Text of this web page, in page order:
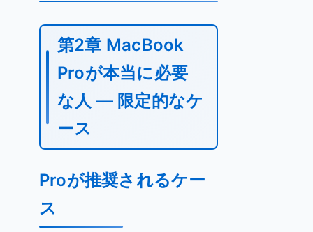
第2章 MacBook
Proが本当に必要
な人 — 限定的なケ
ース
Proが推奨されるケー
ス